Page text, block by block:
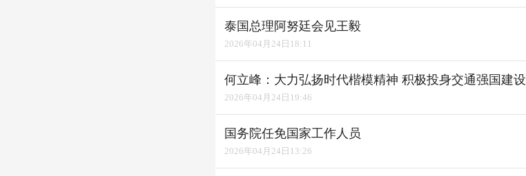
泰国总理阿努廷会见王毅
2026年04月24日18:11
何立峰：大力弘扬时代楷模精神 积极投身交通强国建设
2026年04月24日19:46
国务院任免国家工作人员
2026年04月24日13:26